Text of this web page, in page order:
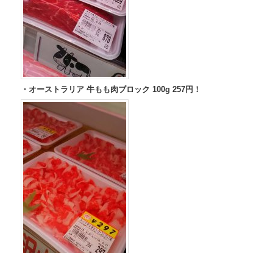
・オーストラリア 牛もも肉ブロック 100g 257円！